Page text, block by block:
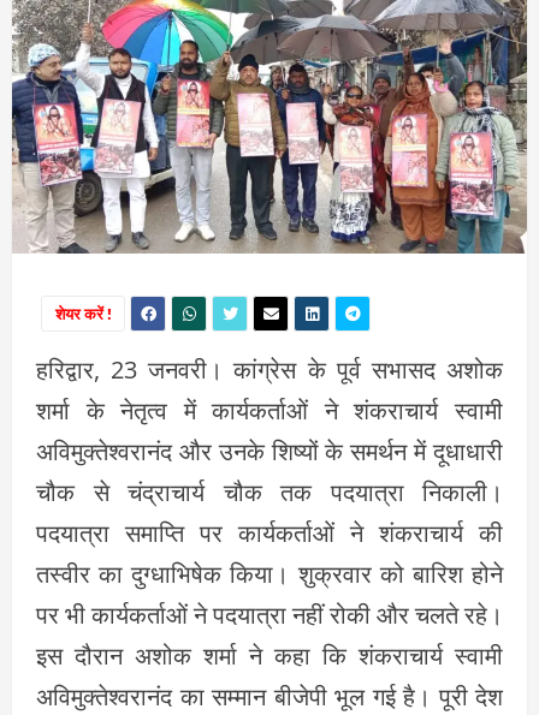
शेयर करें !
हरिद्वार, 23 जनवरी। कांग्रेस के पूर्व सभासद अशोक
शर्मा के नेतृत्व में कार्यकर्ताओं ने शंकराचार्य स्वामी
अविमुक्तेश्वरानंद और उनके शिष्यों के समर्थन में दूधाधारी
चौक से चंद्राचार्य चौक तक पदयात्रा निकाली।
पदयात्रा समाप्ति पर कार्यकर्ताओं ने शंकराचार्य की
तस्वीर का दुग्धाभिषेक किया। शुक्रवार को बारिश होने
पर भी कार्यकर्ताओं ने पदयात्रा नहीं रोकी और चलते रहे।
इस दौरान अशोक शर्मा ने कहा कि शंकराचार्य स्वामी
अविमुक्तेश्वरानंद का सम्मान बीजेपी भूल गई है। पूरी देश